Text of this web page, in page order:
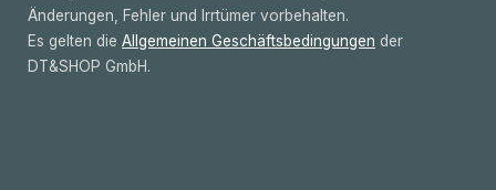
Änderungen, Fehler und Irrtümer vorbehalten.
Es gelten die Allgemeinen Geschäftsbedingungen der
DT&SHOP GmbH.